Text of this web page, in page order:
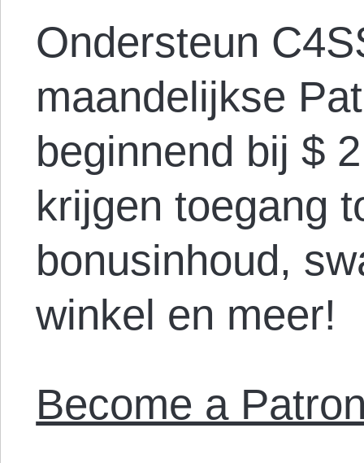
Ondersteun
maandelijkse
beginnend bij $
krijgen toegang
bonusinhoud,
winkel en meer!
Become a